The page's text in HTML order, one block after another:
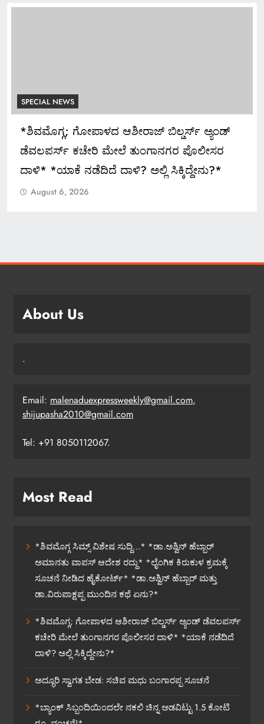
NEWS
ಗೋಪಾಳದ ಆಶೀರಾಜ್ ಬಿಲ್ಡರ್ಸ್ ಅ್ಯಂಡ್
ಕಚೇರಿ ಮೇಲೆ ತುಂಗಾನಗರ ಪೊಲೀಸರ
*ಯಾಕೆ ನಡೆದಿದೆ ದಾಳಿ? ಅಲ್ಲಿ ಸಿಕ್ಕಿದ್ದೇನು?*
August 6, 2026
About Us
.
Email: malenaduexpressweekly@gmail.com,
shijupasha2010@gmail.com
Tel: +91 8050112067.
Most Read
*ಶಿವಮೊಗ್ಗ ಸಿಮ್ಸ್ ವಿಶೇಷ ಸುದ್ದಿ…* *ಡಾ.ಅಶ್ವಿನ್ ಹೆಬ್ಬಾರ್
ಅಮಾನತು ವಾಪಸ್ ಆದೇಶ ರದ್ದು* *ಲೈಂಗಿಕ ಕಿರುಕುಳ ಕ್ರಮಕ್ಕೆ
ಸೂಚನೆ ನೀಡಿದ ಹೈಕೋರ್ಟ್* *ಡಾ.ಅಶ್ವಿನ್ ಹೆಬ್ಬಾರ್ ಮತ್ತು
ಡಾ.ವಿರುಪಾಕ್ಷಪ್ಪ ಮುಂದಿನ ಕಥೆ ಏನು?*
*ಶಿವಮೊಗ್ಗ; ಗೋಪಾಳದ ಆಶೀರಾಜ್ ಬಿಲ್ಡರ್ಸ್ ಅ್ಯಂಡ್ ಡೆವಲಪರ್ಸ್
ಕಚೇರಿ ಮೇಲೆ ತುಂಗಾನಗರ ಪೊಲೀಸರ ದಾಳಿ* *ಯಾಕೆ ನಡೆದಿದೆ
ದಾಳಿ? ಅಲ್ಲಿ ಸಿಕ್ಕಿದ್ದೇನು?*
ಅದ್ಧೂರಿ ಸ್ವಾಗತ ಬೇಡ: ಸಚಿವ ಮಧು ಬಂಗಾರಪ್ಪ ಸೂಚನೆ
*ಬ್ಯಾಂಕ್ ಸಿಬ್ಬಂದಿಯಿಂದಲೇ ನಕಲಿ ಚಿನ್ನ ಅಡವಿಟ್ಟು 1.5 ಕೋಟಿ